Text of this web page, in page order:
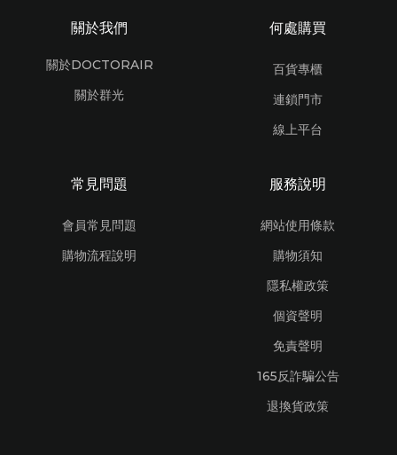
關於我們
關於DOCTORAIR
關於群光
何處購買
百貨專櫃
連鎖門市
線上平台
常見問題
會員常見問題
購物流程說明
服務說明
網站使用條款
購物須知
隱私權政策
個資聲明
免責聲明
165反詐騙公告
退換貨政策